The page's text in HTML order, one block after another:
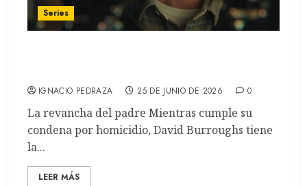
Series
IGNACIO PEDRAZA 25 DE JUNIO DE 2026 0
La revancha del padre Mientras cumple su
condena por homicidio, David Burroughs tiene
la...
LEER MÁS